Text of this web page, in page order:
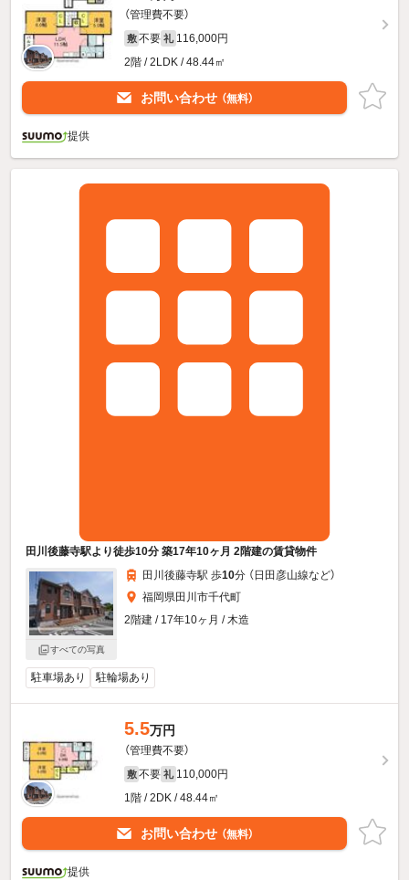
（管理費不要）
敷 不要 礼 116,000円
2階 / 2LDK / 48.44㎡
お問い合わせ （無料）
提供
田川後藤寺駅より徒歩10分 築17年10ヶ月 2階建の賃貸物件
すべての写真
田川後藤寺駅 歩10分 （日田彦山線など）
福岡県田川市千代町
2階建 / 17年10ヶ月 / 木造
駐車場あり 駐輪場あり
5.5万円
（管理費不要）
敷 不要 礼 110,000円
1階 / 2DK / 48.44㎡
お問い合わせ （無料）
提供